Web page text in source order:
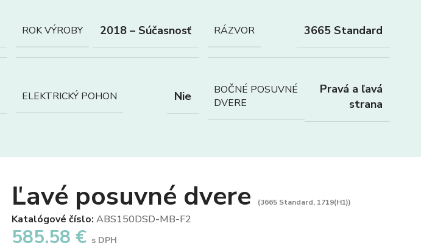
ROK VÝROBY 2018 – Súčasnosť RÁZVOR 3665 Standard
ELEKTRICKÝ POHON Nie
BOČNÉ POSUVNÉ
DVERE
Pravá a ľavá
strana
Ľavé posuvné dvere (3665 Standard, 1719(H1))
Katalógové číslo: ABS150DSD-MB-F2
585,58 € s DPH